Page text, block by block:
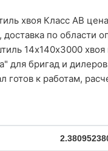
хвоя Класс АВ
доставка по области
14х140х3000 хвоя
для бригад и
готов к работам,